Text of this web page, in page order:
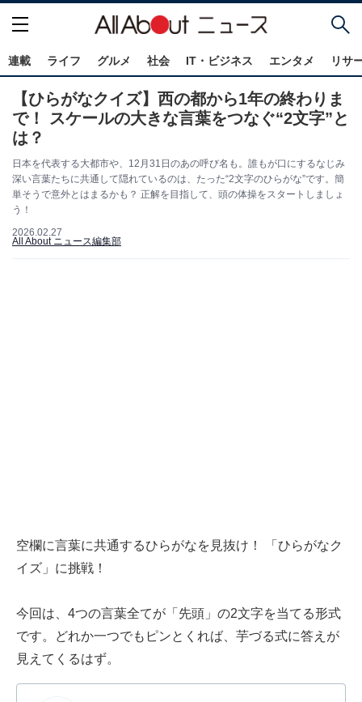
連載 ライフ グルメ 社会 IT・ビジネス エンタメ リサ
【ひらがなクイズ】西の都から1年の終わりま
で！ スケールの大きな言葉をつなぐ“2文字”と
は？
日本を代表する大都市や、12月31日のあの呼び名も。誰もが口にするなじみ
深い言葉たちに共通して隠れているのは、たった“2文字のひらがな”です。簡
単そうで意外とはまるかも？ 正解を目指して、頭の体操をスタートしましょ
う！
2026.02.27
All About ニュース編集部
空欄に言葉に共通するひらがなを見抜け！ 「ひらがなク
イズ」に挑戦！
今回は、4つの言葉全てが「先頭」の2文字を当てる形式
です。どれか一つでもピンとくれば、芋づる式に答えが
見えてくるはず。